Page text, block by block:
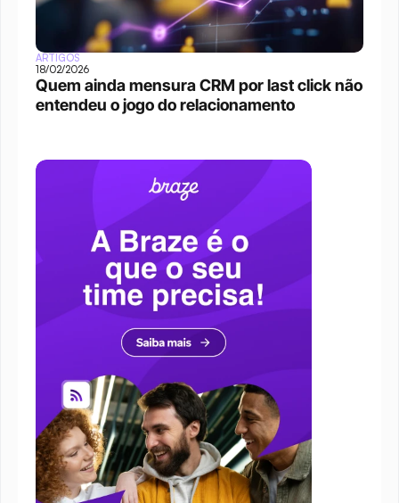
ARTIGOS
18/02/2026
Quem ainda mensura CRM por last click não
entendeu o jogo do relacionamento